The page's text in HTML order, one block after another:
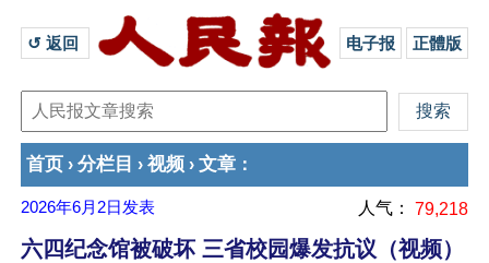
↺ 返回 电子报 正體版
首页 › 分栏目 › 视频 › 文章 ：
2026年6月2日 发表 人气： 79,218
六四纪念馆被破坏 三省校园爆发抗议（视频）